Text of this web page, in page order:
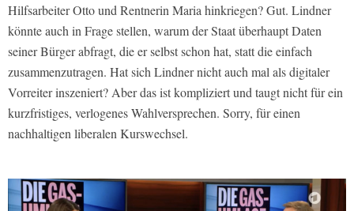
Hilfsarbeiter Otto und Rentnerin Maria hinkriegen? Gut. Lindner
könnte auch in Frage stellen, warum der Staat überhaupt Daten
seiner Bürger abfragt, die er selbst schon hat, statt die einfach
zusammenzutragen. Hat sich Lindner nicht auch mal als digitaler
Vorreiter inszeniert? Aber das ist kompliziert und taugt nicht für ein
kurzfristiges, verlogenes Wahlversprechen. Sorry, für einen
nachhaltigen liberalen Kurswechsel.